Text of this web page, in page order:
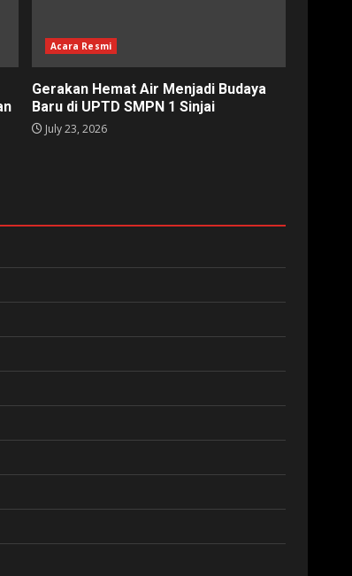
Acara Resmi
Gerakan Hemat Air Menjadi Budaya
Baru di UPTD SMPN 1 Sinjai
July 23, 2026